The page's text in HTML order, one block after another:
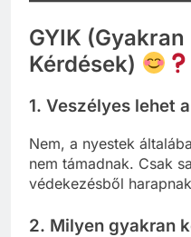
GYIK
Kérdések)
1. Veszélyes lehet
Nem, a nyestek
nem támadnak. Csak
védekezésből
2. Milyen gyakran